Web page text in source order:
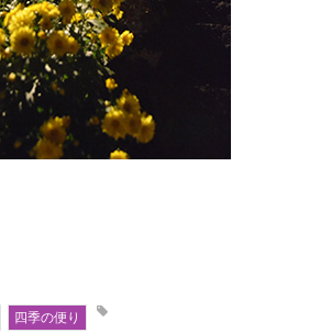
四季の便り